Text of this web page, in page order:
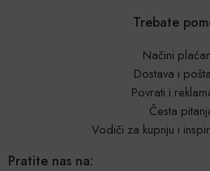
Trebate
Načini
Dostava i
Povrati i
Česta
Vodiči za kupnju i
Pratite nas na: